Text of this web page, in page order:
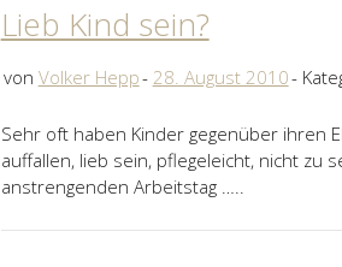
Lieb Kind sein?
von Volker Hepp 28. August 2010
Sehr oft haben Kinder gegenüber ihren
auffallen, lieb sein, pflegeleicht, nicht zu
anstrengenden Arbeitstag …..